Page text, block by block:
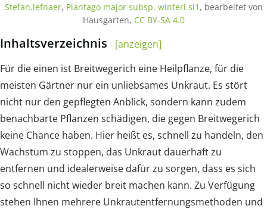
Stefan.lefnaer, Plantago major subsp. winteri sl1 , bearbeitet von
Hausgarten, CC BY-SA 4.0
Inhaltsverzeichnis
[anzeigen]
Für die einen ist Breitwegerich eine Heilpflanze, für die
meisten Gärtner nur ein unliebsames Unkraut. Es stört
nicht nur den gepflegten Anblick, sondern kann zudem
benachbarte Pflanzen schädigen, die gegen Breitwegerich
keine Chance haben. Hier heißt es, schnell zu handeln, den
Wachstum zu stoppen, das Unkraut dauerhaft zu
entfernen und idealerweise dafür zu sorgen, dass es sich
so schnell nicht wieder breit machen kann. Zu Verfügung
stehen Ihnen mehrere Unkrautentfernungsmethoden und